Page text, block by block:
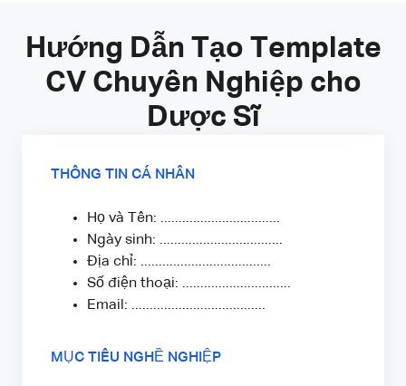
Hướng Dẫn Tạo Template
CV Chuyên Nghiệp cho
Dược Sĩ
THÔNG TIN CÁ NHÂN
Họ và Tên: .................................
Ngày sinh: ..................................
Địa chỉ: ....................................
Số điện thoại: ..............................
Email: .....................................
MỤC TIÊU NGHỀ NGHIỆP